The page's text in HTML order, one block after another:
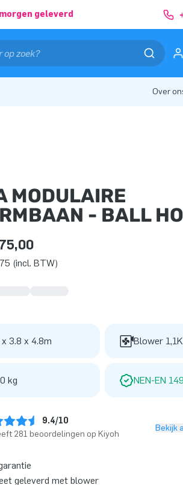
morgen geleverd
Over
MODULAIRE
- BALL
(incl. BTW)
3.8 x 4.8m Blower
kg NEN-EN
9.4/10
281 beoordelingen op Kiyoh
Bekijk
geleverd met blower